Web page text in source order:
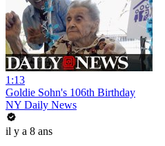
1:13
Goldie Sohn's 106th Birthday
NY Daily News
il y a 8 ans